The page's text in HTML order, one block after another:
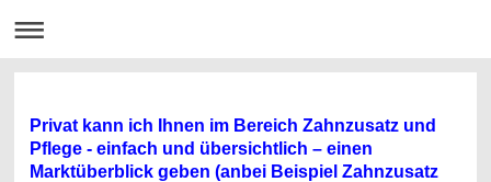
Privat kann ich Ihnen im Bereich Zahnzusatz und
Pflege - einfach und übersichtlich – einen
Marktüberblick geben (anbei Beispiel Zahnzusatz